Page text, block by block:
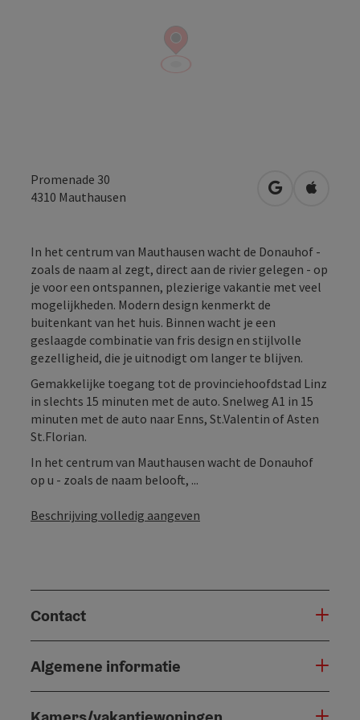
Promenade 30
4310 Mauthausen Openen in
In het centrum van Mauthausen wacht de Donauhof -
zoals de naam al zegt, direct aan de rivier gelegen - op
je voor een ontspannen, plezierige vakantie met veel
mogelijkheden. Modern design kenmerkt de
buitenkant van het huis. Binnen wacht je een
geslaagde combinatie van fris design en stijlvolle
gezelligheid, die je uitnodigt om langer te blijven.
Gemakkelijke toegang tot de provinciehoofdstad Linz
in slechts 15 minuten met de auto. Snelweg A1 in 15
minuten met de auto naar Enns, St.Valentin of Asten
St.Florian.
In het centrum van Mauthausen wacht de Donauhof
op u - zoals de naam belooft, ...
Beschrijving volledig aangeven
Contact
Algemene informatie